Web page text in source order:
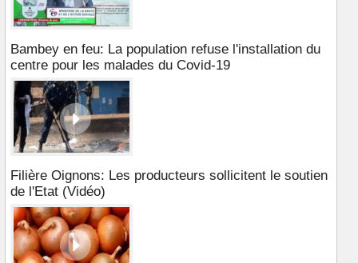
Bambey en feu: La population refuse l'installation du
centre pour les malades du Covid-19
Filière Oignons: Les producteurs sollicitent le soutien
de l'Etat (Vidéo)